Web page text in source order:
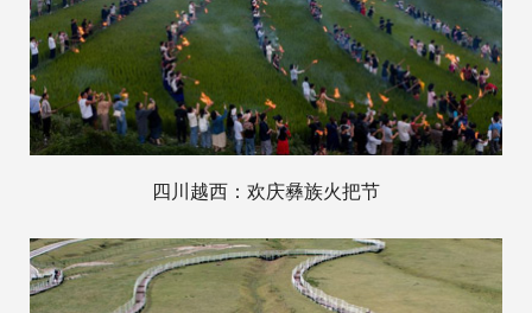
四川越西：欢庆彝族火把节